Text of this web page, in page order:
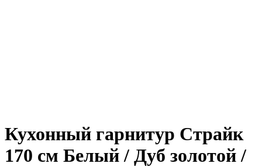
Кухонный гарнитур Страйк
170 см Белый / Дуб золотой /